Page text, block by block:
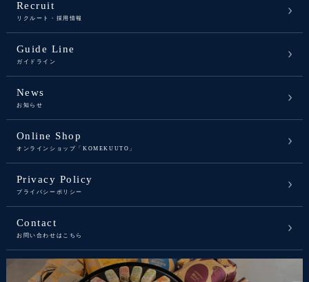
Recruit
リクルート・採用情報
Guide Line
ガイドライン
News
お知らせ
Online Shop
オンラインショップ「KOMEKUUTO」
Privacy Policy
プライバシーポリシー
Contact
お問い合わせはこちら